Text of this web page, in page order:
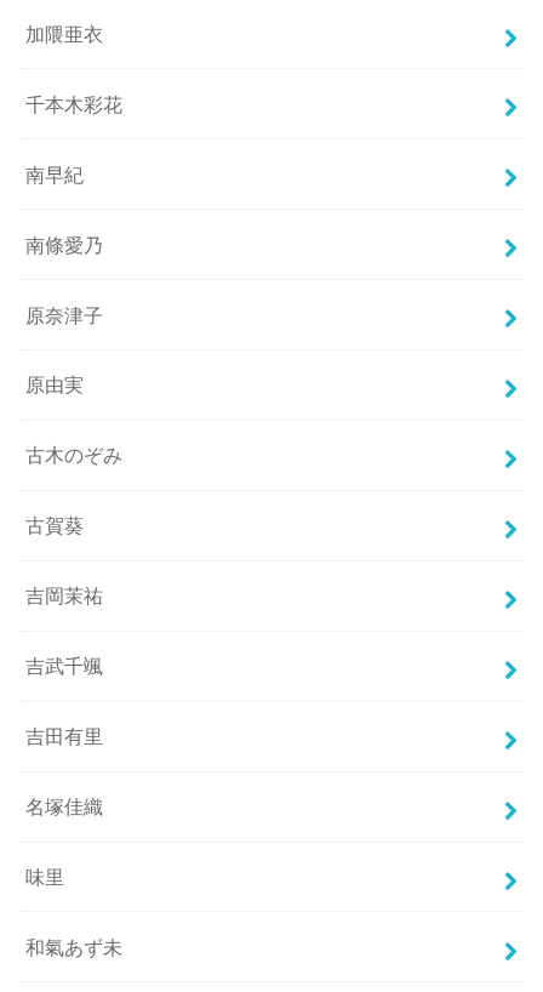
加隈亜衣
千本木彩花
南早紀
南條愛乃
原奈津子
原由実
古木のぞみ
古賀葵
吉岡茉祐
吉武千颯
吉田有里
名塚佳織
味里
和氣あず未